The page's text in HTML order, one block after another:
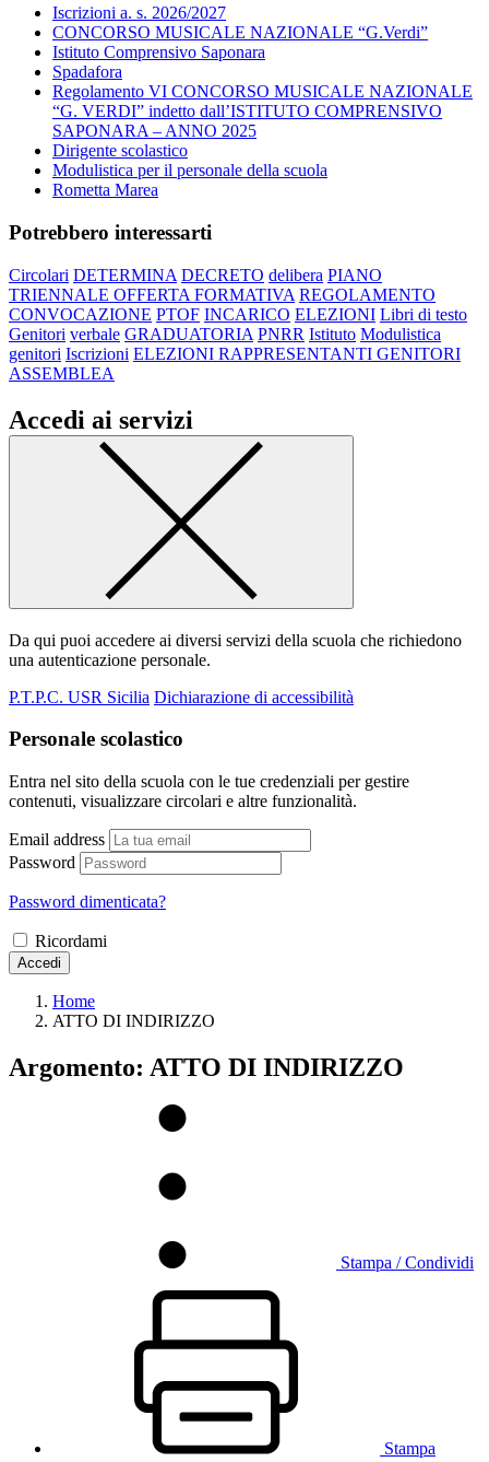
Iscrizioni a. s. 2026/2027
CONCORSO MUSICALE NAZIONALE “G.Verdi”
Istituto Comprensivo Saponara
Spadafora
Regolamento VI CONCORSO MUSICALE NAZIONALE
“G. VERDI” indetto dall’ISTITUTO COMPRENSIVO
SAPONARA – ANNO 2025
Dirigente scolastico
Modulistica per il personale della scuola
Rometta Marea
Potrebbero interessarti
Circolari DETERMINA DECRETO delibera PIANO
TRIENNALE OFFERTA FORMATIVA REGOLAMENTO
CONVOCAZIONE PTOF INCARICO ELEZIONI Libri di testo
Genitori verbale GRADUATORIA PNRR Istituto Modulistica
genitori Iscrizioni ELEZIONI RAPPRESENTANTI GENITORI
ASSEMBLEA
Accedi ai servizi
Da qui puoi accedere ai diversi servizi della scuola che richiedono
una autenticazione personale.
P.T.P.C. USR Sicilia Dichiarazione di accessibilità
Personale scolastico
Entra nel sito della scuola con le tue credenziali per gestire
contenuti, visualizzare circolari e altre funzionalità.
Email address
Password
Password dimenticata?
Ricordami
Accedi
Home
ATTO DI INDIRIZZO
Argomento: ATTO DI INDIRIZZO
Stampa / Condividi
Stampa